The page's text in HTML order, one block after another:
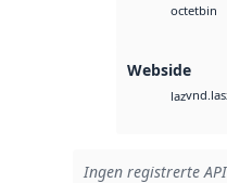
octetbin
Webside
laz
Ingen registrerte